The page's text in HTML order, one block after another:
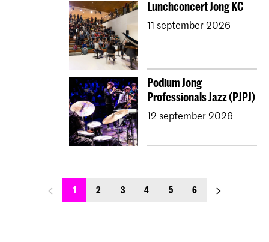
Lunchconcert Jong KC
11 september 2026
Podium Jong
Professionals Jazz (PJPJ)
12 september 2026
previous_page
1 2 3 4 5 6 next_page